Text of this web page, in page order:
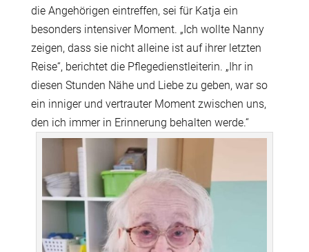
die Angehörigen eintreffen, sei für Katja ein
besonders intensiver Moment. „Ich wollte Nanny
zeigen, dass sie nicht alleine ist auf ihrer letzten
Reise“, berichtet die Pflegedienstleiterin. „Ihr in
diesen Stunden Nähe und Liebe zu geben, war so
ein inniger und vertrauter Moment zwischen uns,
den ich immer in Erinnerung behalten werde.“